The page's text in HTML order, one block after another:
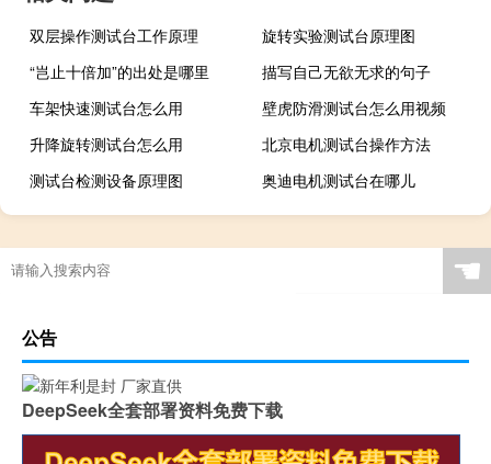
双层操作测试台工作原理
旋转实验测试台原理图
“岂止十倍加”的出处是哪里
描写自己无欲无求的句子
车架快速测试台怎么用
壁虎防滑测试台怎么用视频
升降旋转测试台怎么用
北京电机测试台操作方法
测试台检测设备原理图
奥迪电机测试台在哪儿
☚
公告
DeepSeek全套部署资料免费下载